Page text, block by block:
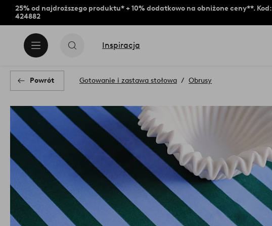
25% od najdroższego produktu* + 10% dodatkowo na obniżone ceny**. Kod:
424882
Inspiracja
Powrót Gotowanie i zastawa stołowa Obrusy